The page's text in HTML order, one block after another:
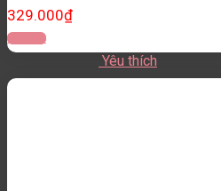
329.000₫
Đọc tiếp
Yêu thích